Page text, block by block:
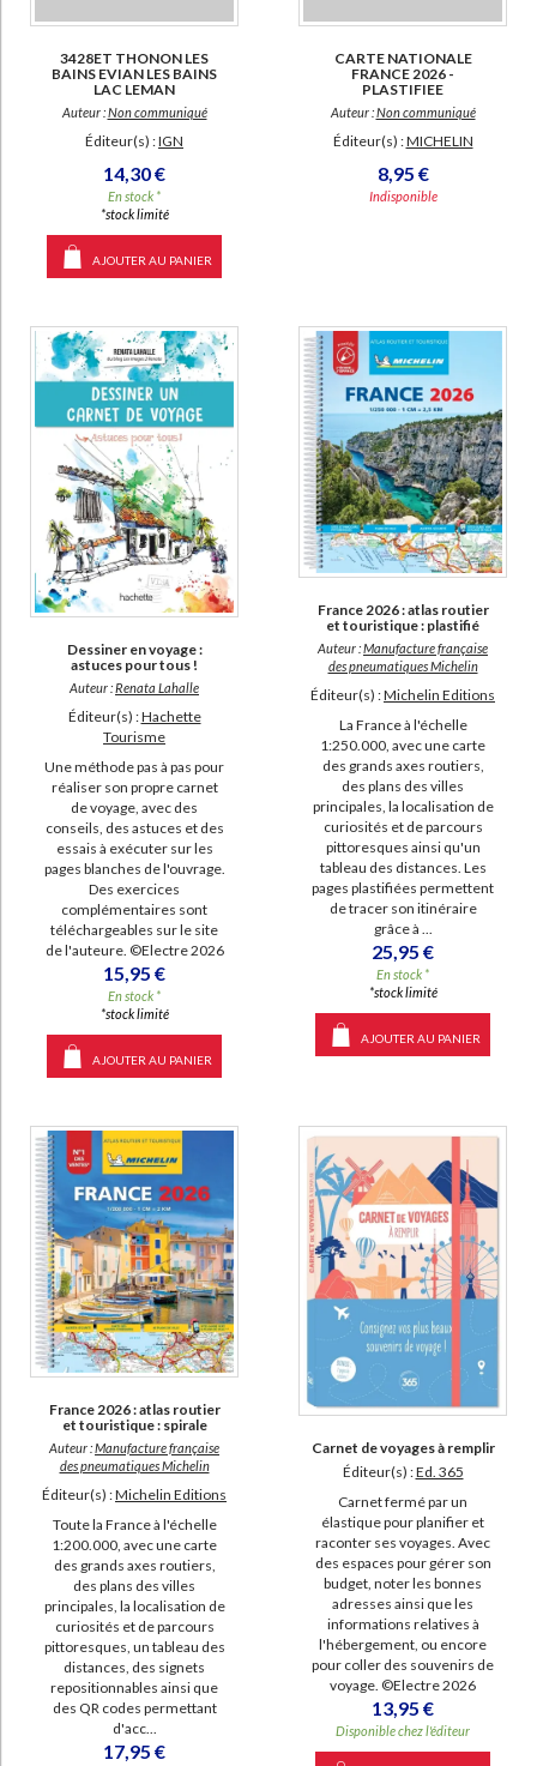
3428ET THONON LES
BAINS EVIAN LES BAINS
LAC LEMAN
Auteur :Non communiqué
Éditeur(s) :IGN
14,30 €
En stock *
*stock limité
AJOUTER AU PANIER
CARTE NATIONALE
FRANCE 2026 -
PLASTIFIEE
Auteur :Non communiqué
Éditeur(s) :MICHELIN
8,95 €
Indisponible
Dessiner en voyage :
astuces pour tous !
Auteur : Renata Lahalle
Éditeur(s) :Hachette
Tourisme
Une méthode pas à pas pour
réaliser son propre carnet
de voyage, avec des
conseils, des astuces et des
essais à exécuter sur les
pages blanches de l'ouvrage.
Des exercices
complémentaires sont
téléchargeables sur le site
de l'auteure. ©Electre 2026
15,95 €
En stock *
*stock limité
AJOUTER AU PANIER
France 2026 : atlas routier
et touristique : plastifié
Auteur :Manufacture française
des pneumatiques Michelin
Éditeur(s) :Michelin Editions
La France à l'échelle
1:250.000, avec une carte
des grands axes routiers,
des plans des villes
principales, la localisation de
curiosités et de parcours
pittoresques ainsi qu'un
tableau des distances. Les
pages plastifiées permettent
de tracer son itinéraire
grâce à ...
25,95 €
En stock *
*stock limité
AJOUTER AU PANIER
France 2026 : atlas routier
et touristique : spirale
Auteur :Manufacture française
des pneumatiques Michelin
Éditeur(s) :Michelin Editions
Toute la France à l'échelle
1:200.000, avec une carte
des grands axes routiers,
des plans des villes
principales, la localisation de
curiosités et de parcours
pittoresques, un tableau des
distances, des signets
repositionnables ainsi que
des QR codes permettant
d'acc...
17,95 €
Carnet de voyages à remplir
Éditeur(s) :Ed. 365
Carnet fermé par un
élastique pour planifier et
raconter ses voyages. Avec
des espaces pour gérer son
budget, noter les bonnes
adresses ainsi que les
informations relatives à
l'hébergement, ou encore
pour coller des souvenirs de
voyage. ©Electre 2026
13,95 €
Disponible chez l'éditeur